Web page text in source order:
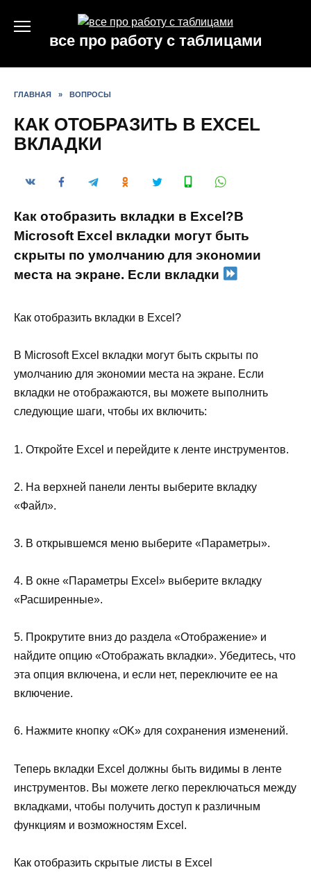
содержаниювсе про работу с таблицами
ГЛАВНАЯ » ВОПРОСЫ
КАК ОТОБРАЗИТЬ В EXCEL
ВКЛАДКИ
Как отобразить вкладки в Excel?В
Microsoft Excel вкладки могут быть
скрыты по умолчанию для экономии
места на экране. Если вкладки
Как отобразить вкладки в Excel?
В Microsoft Excel вкладки могут быть скрыты по
умолчанию для экономии места на экране. Если
вкладки не отображаются, вы можете выполнить
следующие шаги, чтобы их включить:
1. Откройте Excel и перейдите к ленте инструментов.
2. На верхней панели ленты выберите вкладку
«Файл».
3. В открывшемся меню выберите «Параметры».
4. В окне «Параметры Excel» выберите вкладку
«Расширенные».
5. Прокрутите вниз до раздела «Отображение» и
найдите опцию «Отображать вкладки». Убедитесь, что
эта опция включена, и если нет, переключите ее на
включение.
6. Нажмите кнопку «OK» для сохранения изменений.
Теперь вкладки Excel должны быть видимы в ленте
инструментов. Вы можете легко переключаться между
вкладками, чтобы получить доступ к различным
функциям и возможностям Excel.
Как отобразить скрытые листы в Excel